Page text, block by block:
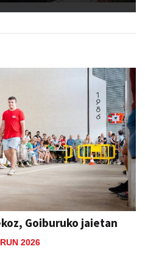
Goiburuko jaietan
2026